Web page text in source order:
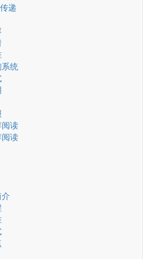
递
统
读
读